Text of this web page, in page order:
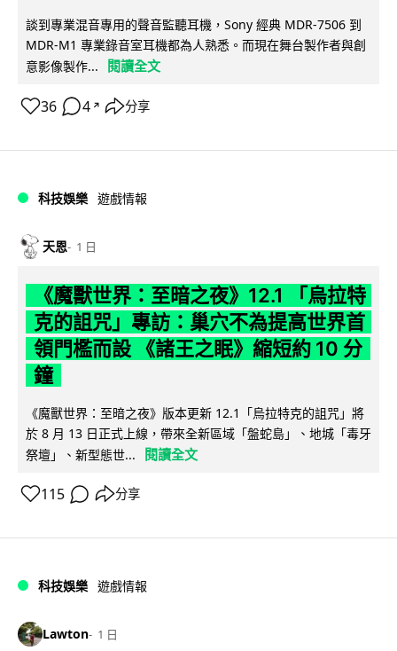
談到專業混音專用的聲音監聽耳機，Sony 經典 MDR-7506 到
MDR-M1 專業錄音室耳機都為人熟悉。而現在舞台製作者與創
意影像製作...
閱讀全文
36 4 ↗ 分享
科技娛樂 遊戲情報
天恩 1 日
《魔獸世界：至暗之夜》12.1 「烏拉特
克的詛咒」專訪：巢穴不為提高世界首
領門檻而設 《諸王之眠》縮短約 10 分
鐘
《魔獸世界：至暗之夜》版本更新 12.1「烏拉特克的詛咒」將
於 8 月 13 日正式上線，帶來全新區域「盤蛇島」、地城「毒牙
祭壇」、新型態世...
閱讀全文
115 分享
科技娛樂 遊戲情報
Lawton 1 日